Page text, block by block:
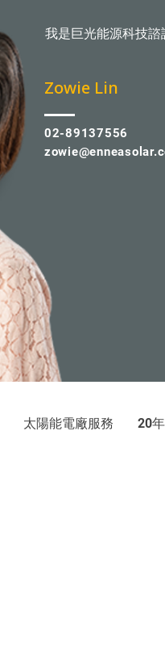
​Zowie Lin
02-89137556
我是巨光能源科技諮
太陽能電廠服務 20